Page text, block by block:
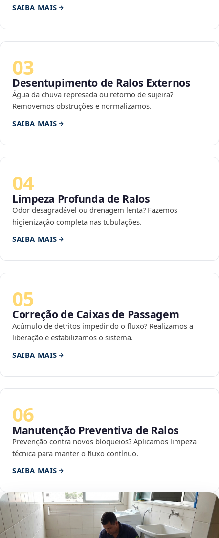
SAIBA MAIS
03
Desentupimento de Ralos Externos
Água da chuva represada ou retorno de sujeira?
Removemos obstruções e normalizamos.
SAIBA MAIS
04
Limpeza Profunda de Ralos
Odor desagradável ou drenagem lenta? Fazemos
higienização completa nas tubulações.
SAIBA MAIS
05
Correção de Caixas de Passagem
Acúmulo de detritos impedindo o fluxo? Realizamos a
liberação e estabilizamos o sistema.
SAIBA MAIS
06
Manutenção Preventiva de Ralos
Prevenção contra novos bloqueios? Aplicamos limpeza
técnica para manter o fluxo contínuo.
SAIBA MAIS